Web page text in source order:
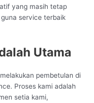
yang masih tetap
service terbaik
Utama
pembetulan di
Proses kami adalah
setia kami,